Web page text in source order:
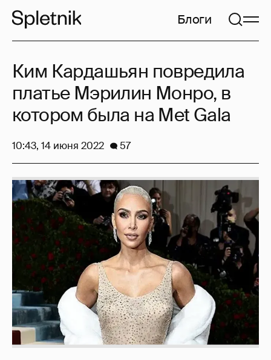
Блоги
Ким Кардашьян повредила
платье Мэрилин Монро, в
котором была на Met Gala
10:43, 14 июня 2022 57